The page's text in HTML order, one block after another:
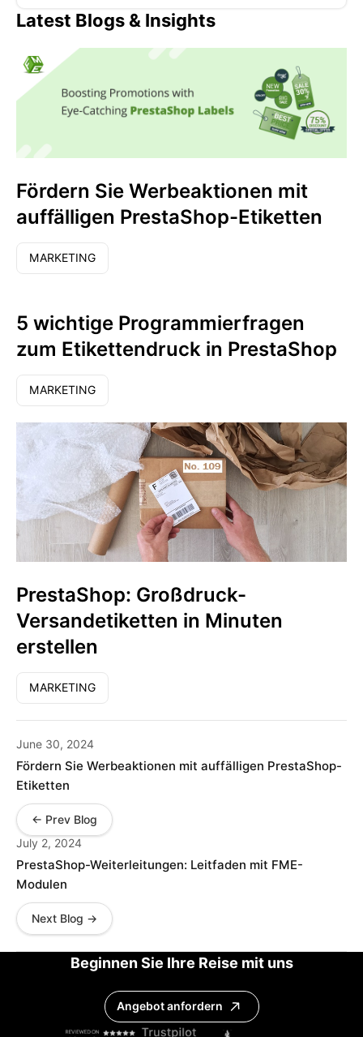
Latest Blogs & Insights
Fördern Sie Werbeaktionen mit
auffälligen PrestaShop-Etiketten
MARKETING
5 wichtige Programmierfragen
zum Etikettendruck in PrestaShop
MARKETING
PrestaShop: Großdruck-
Versandetiketten in Minuten
erstellen
MARKETING
June 30, 2024
Fördern Sie Werbeaktionen mit auffälligen PrestaShop-
Etiketten
← Prev Blog
July 2, 2024
PrestaShop-Weiterleitungen: Leitfaden mit FME-
Modulen
Next Blog →
Beginnen Sie Ihre Reise mit uns
Angebot anfordern